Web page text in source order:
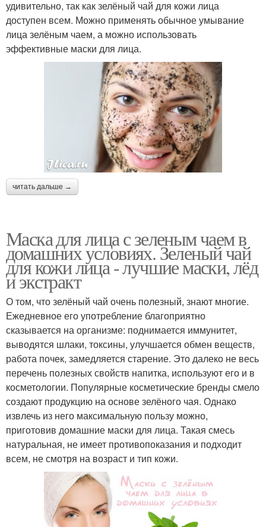
удивительно, так как зелёный чай для кожи лица
доступен всем. Можно применять обычное умывание
лица зелёным чаем, а можно использовать
эффективные маски для лица.
читать дальше →
Маска для лица с зеленым чаем в
домашних условиях. Зеленый чай
для кожи лица - лучшие маски, лёд
и экстракт
О том, что зелёный чай очень полезный, знают многие.
Ежедневное его употребление благоприятно
сказывается на организме: поднимается иммунитет,
выводятся шлаки, токсины, улучшается обмен веществ,
работа почек, замедляется старение. Это далеко не весь
перечень полезных свойств напитка, используют его и в
косметологии. Популярные косметические бренды смело
создают продукцию на основе зелёного чая. Однако
извлечь из него максимальную пользу можно,
приготовив домашние маски для лица. Такая смесь
натуральная, не имеет противопоказания и подходит
всем, не смотря на возраст и тип кожи.